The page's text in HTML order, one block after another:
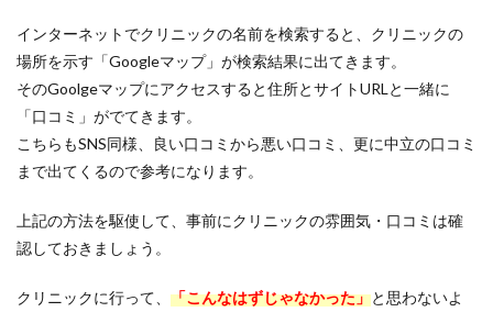
インターネットでクリニックの名前を検索すると、クリニックの
場所を示す「Googleマップ」が検索結果に出てきます。
そのGoolgeマップにアクセスすると住所とサイトURLと一緒に
「口コミ」がでてきます。
こちらもSNS同様、良い口コミから悪い口コミ、更に中立の口コミ
まで出てくるので参考になります。
上記の方法を駆使して、事前にクリニックの雰囲気・口コミは確
認しておきましょう。
クリニックに行って、 「こんなはずじゃなかった」と思わないよ